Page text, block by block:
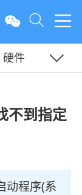
硬件
不到指定
动程序(系